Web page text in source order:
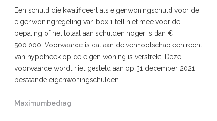
Een schuld die kwalificeert als eigenwoningschuld voor de
eigenwoningregeling van box 1 telt niet mee voor de
bepaling of het totaal aan schulden hoger is dan €
500.000. Voorwaarde is dat aan de vennootschap een recht
van hypotheek op de eigen woning is verstrekt. Deze
voorwaarde wordt niet gesteld aan op 31 december 2021
bestaande eigenwoningschulden.
Maximumbedrag